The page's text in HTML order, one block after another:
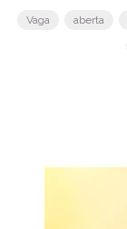
Vaga aberta